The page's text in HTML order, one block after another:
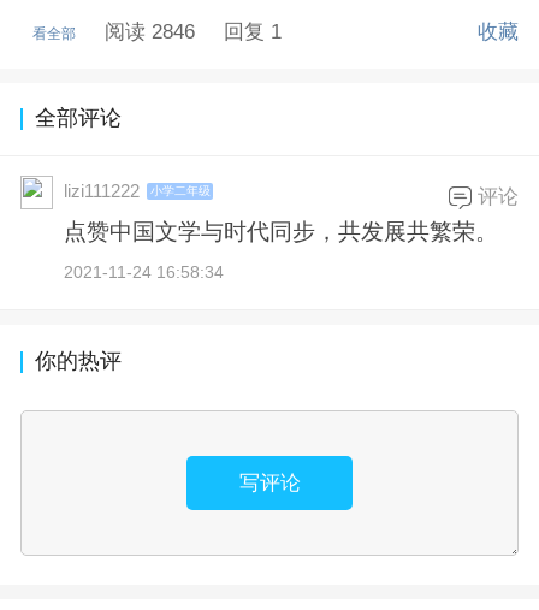
看全部 阅读 2846 回复 1 收藏
全部评论
lizi111222 小学二年级
点赞中国文学与时代同步，共发展共繁荣。
2021-11-24 16:58:34
评论
你的热评
写评论